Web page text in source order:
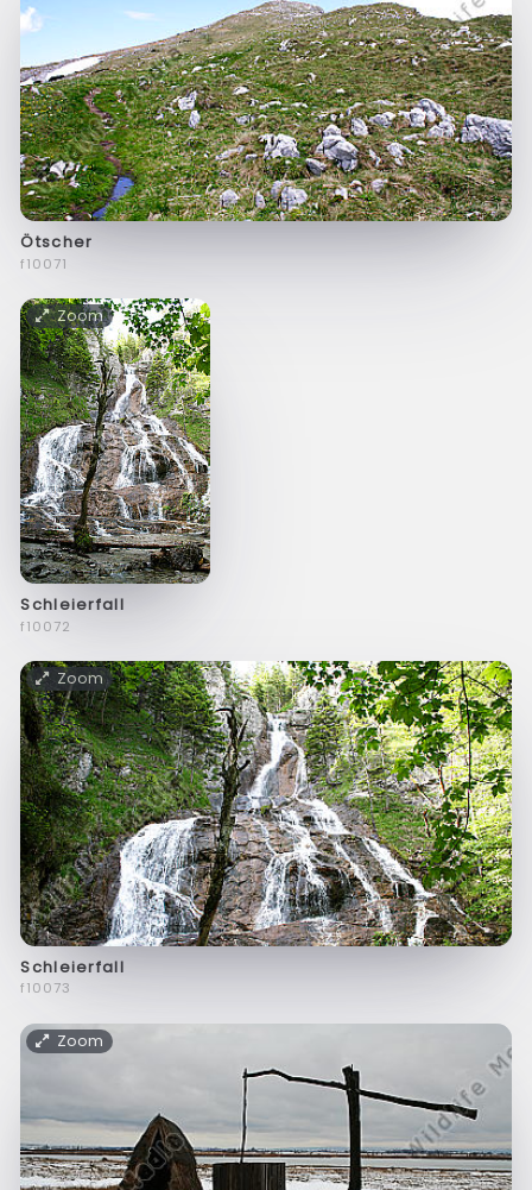
Ötscher
f10071
Zoom
Schleierfall
f10072
Zoom
Schleierfall
f10073
Zoom